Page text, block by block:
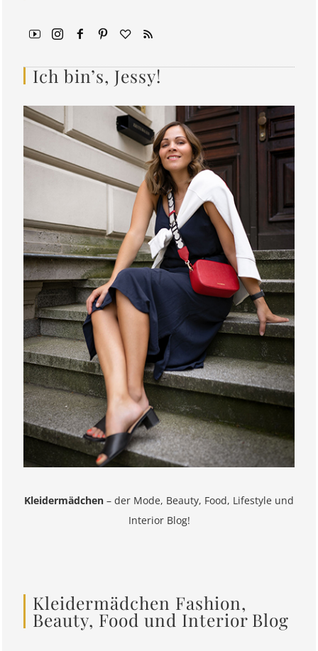
Ich bin’s, Jessy!
Kleidermädchen – der Mode, Beauty, Food, Lifestyle und
Interior Blog!
Kleidermädchen Fashion,
Beauty, Food und Interior Blog